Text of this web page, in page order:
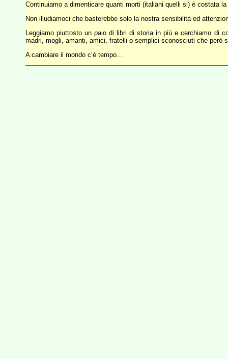
Continuiamo a dimenticare quanti morti (italiani quelli si) è costata
Non illudiamoci che basterebbe solo la nostra sensibilità ed
Leggiamo piuttosto un paio di libri di storia in più e cerchiamo di
madri, mogli, amanti, amici, fratelli o semplici sconosciuti che però
A cambiare il mondo c’è tempo…